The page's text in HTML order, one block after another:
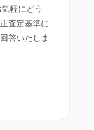
軽にどう
査定基準に
答いたしま